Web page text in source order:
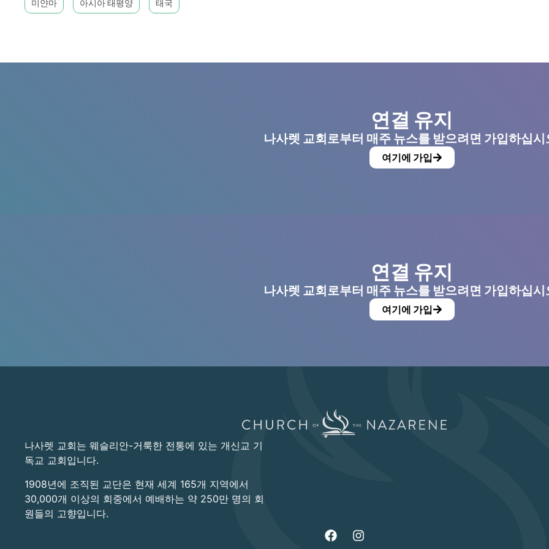
미얀마 아시아 태평양 태국
연결 유지
나사렛 교회로부터 매주 뉴스를 받으려면 가입하십시
여기에 가입
연결 유지
나사렛 교회로부터 매주 뉴스를 받으려면 가입하십시
여기에 가입
나사렛 교회는 웨슬리안-거룩한 전통에 있는 개신교 기
독교 교회입니다.
1908년에 조직된 교단은 현재 세계 165개 지역에서
30,000개 이상의 회중에서 예배하는 약 250만 명의 회
원들의 고향입니다.